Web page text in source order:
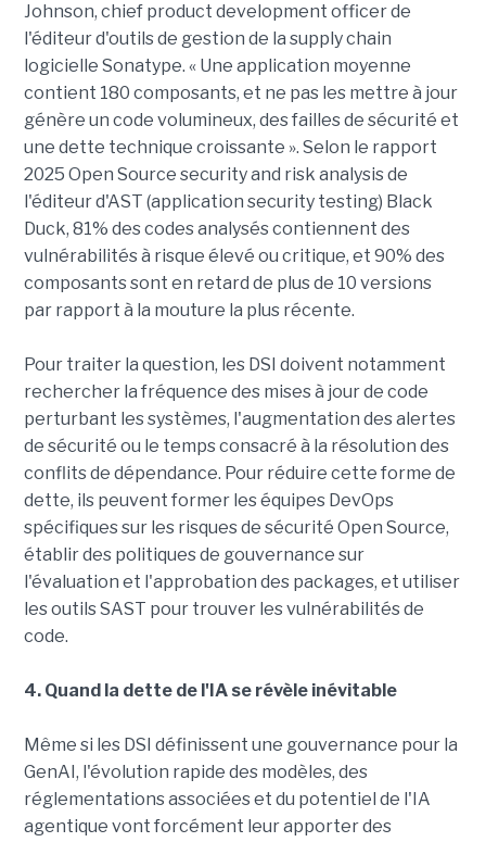
Johnson, chief product development officer de
l'éditeur d'outils de gestion de la supply chain
logicielle Sonatype. « Une application moyenne
contient 180 composants, et ne pas les mettre à jour
génère un code volumineux, des failles de sécurité et
une dette technique croissante ». Selon le rapport
2025 Open Source security and risk analysis de
l'éditeur d'AST (application security testing) Black
Duck, 81% des codes analysés contiennent des
vulnérabilités à risque élevé ou critique, et 90% des
composants sont en retard de plus de 10 versions
par rapport à la mouture la plus récente.
Pour traiter la question, les DSI doivent notamment
rechercher la fréquence des mises à jour de code
perturbant les systèmes, l'augmentation des alertes
de sécurité ou le temps consacré à la résolution des
conflits de dépendance. Pour réduire cette forme de
dette, ils peuvent former les équipes DevOps
spécifiques sur les risques de sécurité Open Source,
établir des politiques de gouvernance sur
l'évaluation et l'approbation des packages, et utiliser
les outils SAST pour trouver les vulnérabilités de
code.
4. Quand la dette de l'IA se révèle inévitable
Même si les DSI définissent une gouvernance pour la
GenAI, l'évolution rapide des modèles, des
réglementations associées et du potentiel de l'IA
agentique vont forcément leur apporter des